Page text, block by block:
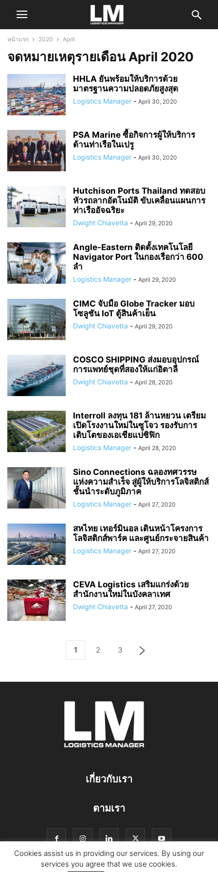
หน้าแรก 2020 April
จดหมายเหตุรายเดือน April 2020
HHLA ยันพร้อมให้บริการด้วย
มาตรฐานความปลอดภัยสูงสุด
Logistics Manager - April 30, 2020
PSA Marine ซื้อกิจการผู้ให้บริการ
ด้านท่าเรือในเปรู
Logistics Manager - April 30, 2020
Hutchison Ports Thailand ทดสอบ
หัวรถลากอัตโนมัติ ขับเคลื่อนแผนการ
ท่าเรืออัจฉริยะ
Dwight Chiavetta - April 29, 2020
Angle-Eastern ติดตั้งเทคโนโลยี
Navigator Port ในกองเรือกว่า 600
ลำ
Logistics Manager - April 29, 2020
CIMC จับมือ Globe Tracker มอบ
โซลูชัน IoT ตู้สินค้าเย็น
Dwight Chiavetta - April 29, 2020
COSCO SHIPPING ส่งมอบอุปกรณ์
การแพทย์ชุดที่สองให้แก่อิตาลี
Dwight Chiavetta - April 28, 2020
Interroll ลงทุน 181 ล้านหยวน เตรียม
เปิดโรงงานใหม่ในซูโจว รองรับการ
เติบโตของเอเชียแปซิฟิก
Logistics Manager - April 28, 2020
Sino Connections ฉลองทศวรรษ
แห่งความสำเร็จ สู่ผู้ให้บริการโลจิสติกส์
ชั้นนำระดับภูมิภาค
Logistics Manager - April 27, 2020
สหไทย เทอร์มินอล เดินหน้าโครงการ
โลจิสติกส์พาร์ค และศูนย์กระจายสินค้า
Logistics Manager - April 27, 2020
CEVA Logistics เสริมแกร่งด้วย
สำนักงานใหม่ในบังคลาเทศ
Dwight Chiavetta - April 27, 2020
1 2 3
เกี่ยวกับเรา
ตามเรา
Cookies assist us in providing our services. By using our
services you agree that we use cookies.